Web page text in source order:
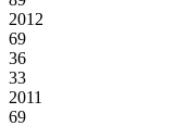
2012
69
36
33
2011
69